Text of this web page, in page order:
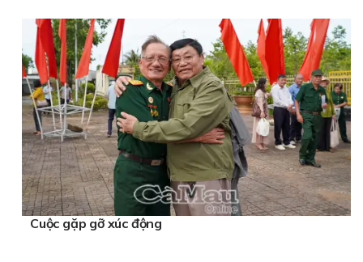
Cuộc gặp gỡ xúc động